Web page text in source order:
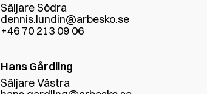
Säljare Södra
dennis.lundin@arbesko.se
+46 70 213 09 06
Hans Gårdling
Säljare Västra